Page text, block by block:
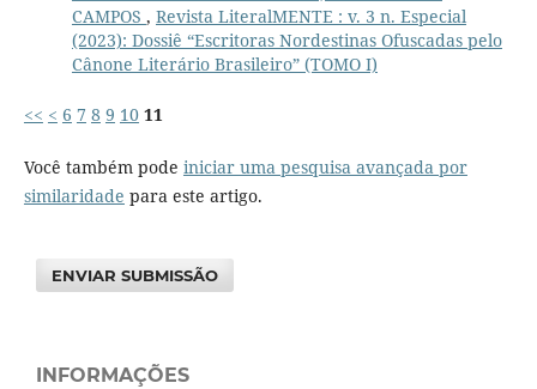
CAMPOS , Revista LiteralMENTE : v. 3 n. Especial
(2023): Dossiê “Escritoras Nordestinas Ofuscadas pelo
Cânone Literário Brasileiro” (TOMO I)
<< < 6 7 8 9 10 11
Você também pode iniciar uma pesquisa avançada por
similaridade para este artigo.
ENVIAR SUBMISSÃO
INFORMAÇÕES